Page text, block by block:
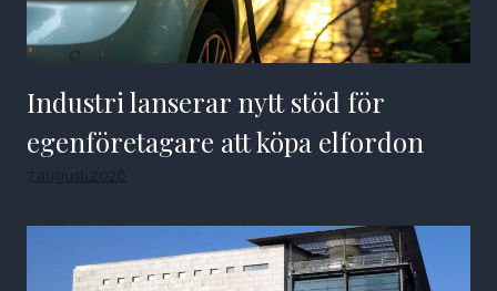
Industri lanserar nytt stöd för
egenföretagare att köpa elfordon
7 augusti 2026